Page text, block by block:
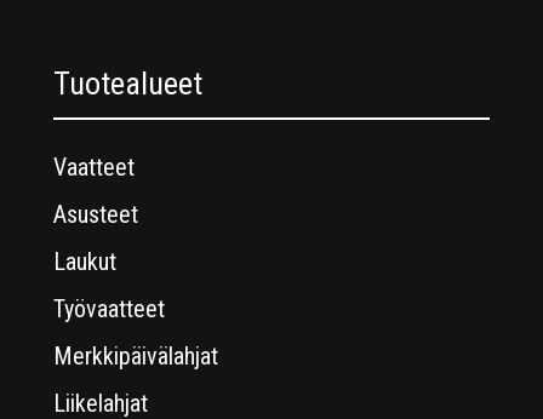
Tuotealueet
Vaatteet
Asusteet
Laukut
Työvaatteet
Merkkipäivälahjat
Liikelahjat